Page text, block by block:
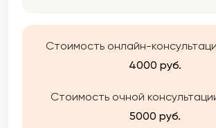
отношения с окружающими,
поддержку в тяжелой ситуации и
Стоимость онлайн-
4000 руб.
Стоимость очной
5000 руб.